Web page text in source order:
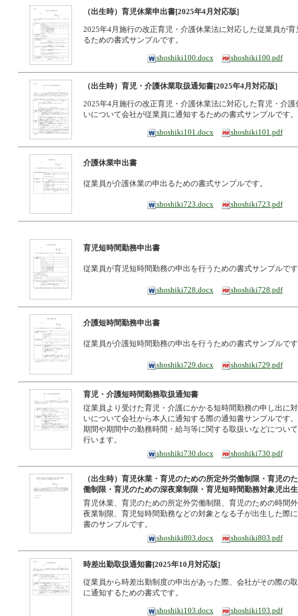
（出生時）育児休業申出書[2025年4月対応版]
2025年4月施行の改正育児・介護休業法に対応した従業員が育
るための書式サンプルです。
shoshiki100.docx
shoshiki100.pdf
（出生時）育児・介護休業取扱通知書[2025年4月対応版]
2025年4月施行の改正育児・介護休業法に対応した育児・介護
いについて会社が従業員に通知するための書式サンプルです。
shoshiki101.docx
shoshiki101.pdf
介護休業申出書
従業員が介護休業の申出るための書式サンプルです。
shoshiki723.docx shoshiki723.pdf
育児短時間勤務申出書
従業員が育児短時間勤務の申出を行うための書式サンプルです
shoshiki728.docx shoshiki728.pdf
介護短時間勤務申出書
従業員が介護短時間勤務の申出を行うための書式サンプルです
shoshiki729.docx shoshiki729.pdf
育児・介護短時間勤務取扱通知書
従業員より受けた育児・介護にかかる短時間勤務の申し出に
いについて会社から本人に通知する際の通知書サンプルです
期間や期間中の勤務時間・給与等に関する取扱いなどについ
行います。
shoshiki730.docx
shoshiki730.pdf
（出生時）育児休業・育児のための所定外労働制限・育児の
働制限・育児のための深夜業制限・育児短時間勤務対象児出
育児休業、育児のための所定外労働制限、育児のための時間
夜業制限、育児短時間勤務などの対象となる子が出生した際
書のサンプルです。
shoshiki803.docx
shoshiki803.pdf
時差出勤取扱通知書[2025年10月対応版]
従業員から時差出勤制度の申出があった際、会社がその際の
に通知するための書式です。
shoshiki103.docx
shoshiki103.pdf